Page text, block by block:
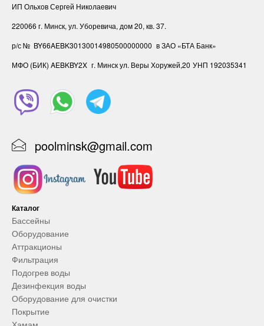
ИП Ольхов Сергей Николаевич
220066 г. Минск, ул. Уборевича, дом 20, кв. 37.
р/с № BY66AEBK30130014980500000000 в ЗАО «БТА Банк»
МФО (БИК) AEBKBY2X г. Минск ул. Веры Хоружей,20 УНП ‎192035341
poolminsk@gmail.com
Каталог
Бассейны
Оборудование
Аттракционы
Фильтрация
Подогрев воды
Дезинфекция воды
Оборудование для очистки
Покрытие